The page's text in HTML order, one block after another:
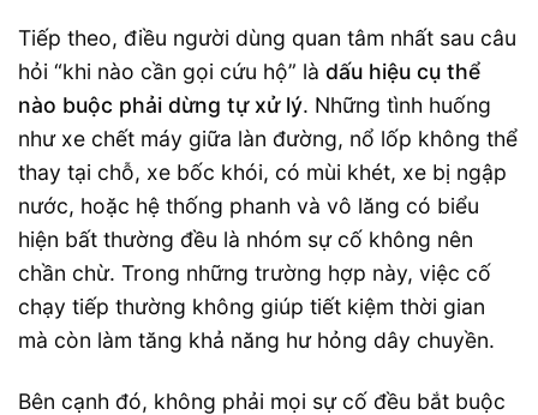
Tiếp theo, điều người dùng quan tâm nhất sau câu
hỏi “khi nào cần gọi cứu hộ” là dấu hiệu cụ thể
nào buộc phải dừng tự xử lý. Những tình huống
như xe chết máy giữa làn đường, nổ lốp không thể
thay tại chỗ, xe bốc khói, có mùi khét, xe bị ngập
nước, hoặc hệ thống phanh và vô lăng có biểu
hiện bất thường đều là nhóm sự cố không nên
chần chừ. Trong những trường hợp này, việc cố
chạy tiếp thường không giúp tiết kiệm thời gian
mà còn làm tăng khả năng hư hỏng dây chuyền.
Bên cạnh đó, không phải mọi sự cố đều bắt buộc